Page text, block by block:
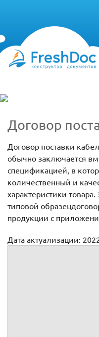
Договор
Договор поставки
обычно заключается
спецификацией, в
количественный и
характеристики
типовой
продукции с
Дата актуализации: